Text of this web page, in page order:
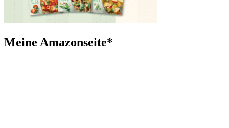
Meine Amazonseite*